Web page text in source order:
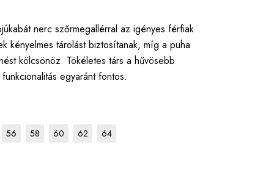
Coboly
nerc szőrmegallérral az igényes férfiak
kényelmes tárolást biztosítanak, míg a puha
kölcsönöz. Tökéletes társ a hűvösebb
egyaránt fontos.
56 58 60 62 64